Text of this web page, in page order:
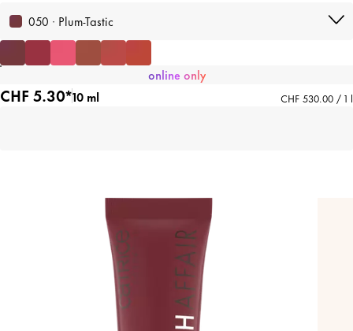
050 · Plum-Tastic
online only
CHF 5.30*10 ml CHF 530.00 / 1 l